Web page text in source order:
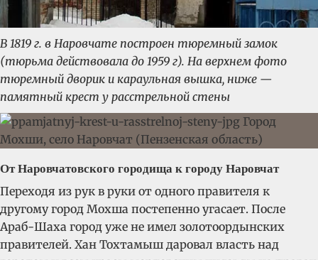
В 1819 г. в Наровчате построен тюремный замок
(тюрьма действовала до 1959 г). На верхнем фото
тюремный дворик и караульная вышка, ниже —
памятный крест у расстрельной стены
От Наровчатовского городища к городу Наровчат
Переходя из рук в руки от одного правителя к
другому город Мохша постепенно угасает. После
Араб-Шаха город уже не имел золотоордынских
правителей. Хан Тохтамыш даровал власть над